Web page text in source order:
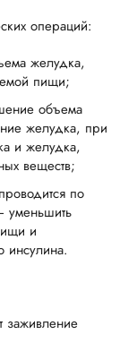
операций:
желудка,
пищи;
объема
желудка, при
и желудка,
веществ;
по
уменьшить
и
инсулина.
заживление